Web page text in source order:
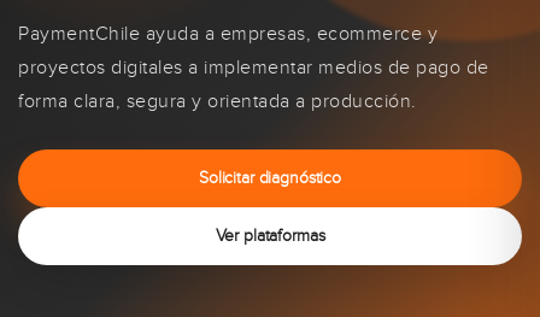
PaymentChile ayuda a empresas, ecommerce y
proyectos digitales a implementar medios de pago de
forma clara, segura y orientada a producción.
Solicitar diagnóstico
Ver plataformas